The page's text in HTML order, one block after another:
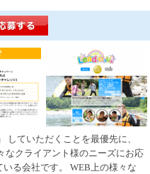
していただくことを最優先に、
なクライアント様のニーズにお応
る会社です。 WEB上の様々な